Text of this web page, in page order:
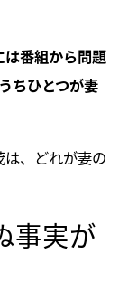
は番組から問題
ちひとつが妻
は、どれが妻の
事実が